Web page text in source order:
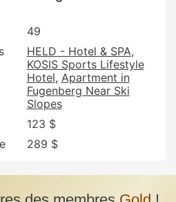
49
HELD - Hotel & SPA
KOSIS Sports Lifestyle
Hotel Apartment in
Fugenberg Near Ski
Slopes
123 $
289 $